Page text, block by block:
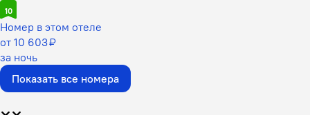
10
Номер в этом отеле
от 10 603 ₽
за ночь
Показать все номера